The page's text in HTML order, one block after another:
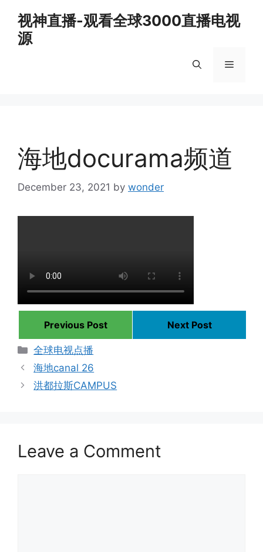
content
视神直播-观看全球3000直播电视
源
Menu
海地docurama频道
December 23, 2021 by wonder
Previous Post
Next Post
Categories
全球电视点播
海地canal 26
洪都拉斯CAMPUS
Leave a Comment